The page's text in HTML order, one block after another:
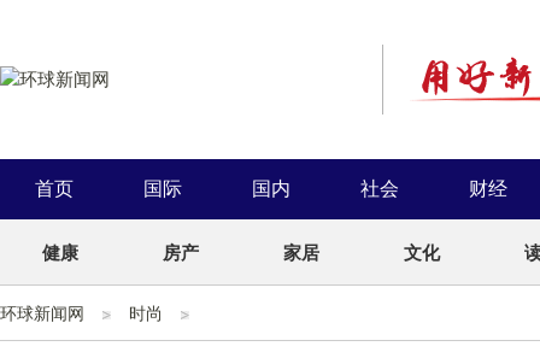
首页 国际 国内 社会 财经
健康 房产 家居 文化
环球新闻网 时尚